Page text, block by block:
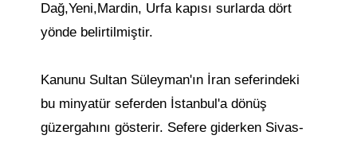
Dağ,Yeni,Mardin, Urfa kapısı surlarda dört
yönde belirtilmiştir.
Kanunu Sultan Süleyman'ın İran seferindeki
bu minyatür seferden İstanbul'a dönüş
güzergahını gösterir. Sefere giderken Sivas-